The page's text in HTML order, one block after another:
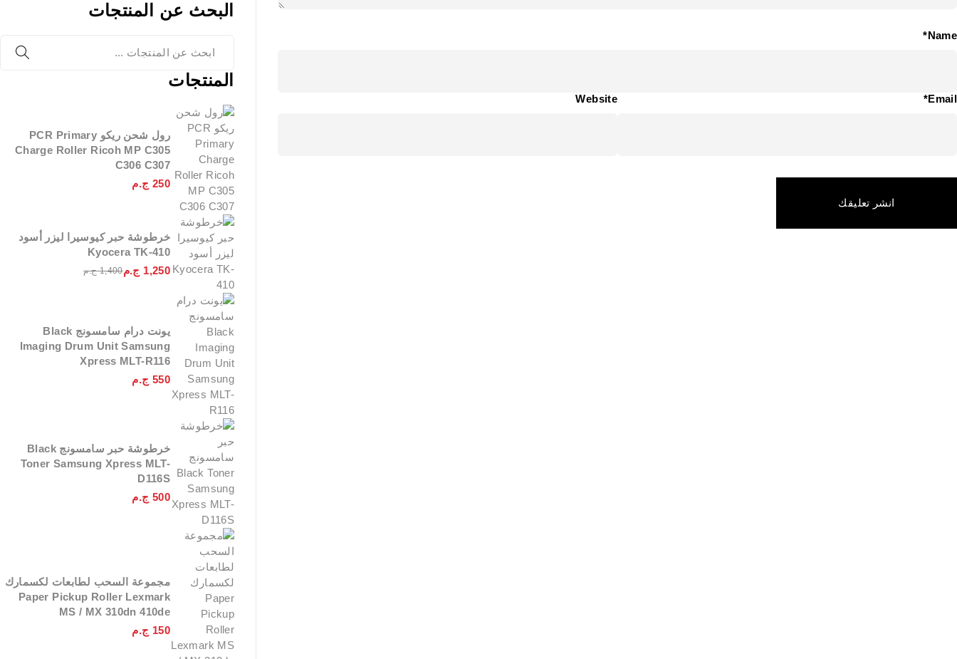
Name*
Email*
Website
انشر تعليقك
البحث عن المنتجات
المنتجات
رول شحن ريكو PCR Primary
Charge Roller Ricoh MP C305
C306 C307
250 ج.م
خرطوشة حبر كيوسيرا ليزر أسود
Kyocera TK-410
1,400 ج.م 1,250 ج.م
يونت درام سامسونج Black
Imaging Drum Unit Samsung
Xpress MLT-R116
550 ج.م
خرطوشة حبر سامسونج Black
Toner Samsung Xpress MLT-
D116S
500 ج.م
مجموعة السحب لطابعات لكسمارك
Paper Pickup Roller Lexmark
MS / MX 310dn 410de
150 ج.م